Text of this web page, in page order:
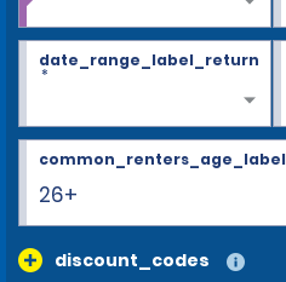
date_range_label_return
*
26+
common_renters_age_label
discount_codes